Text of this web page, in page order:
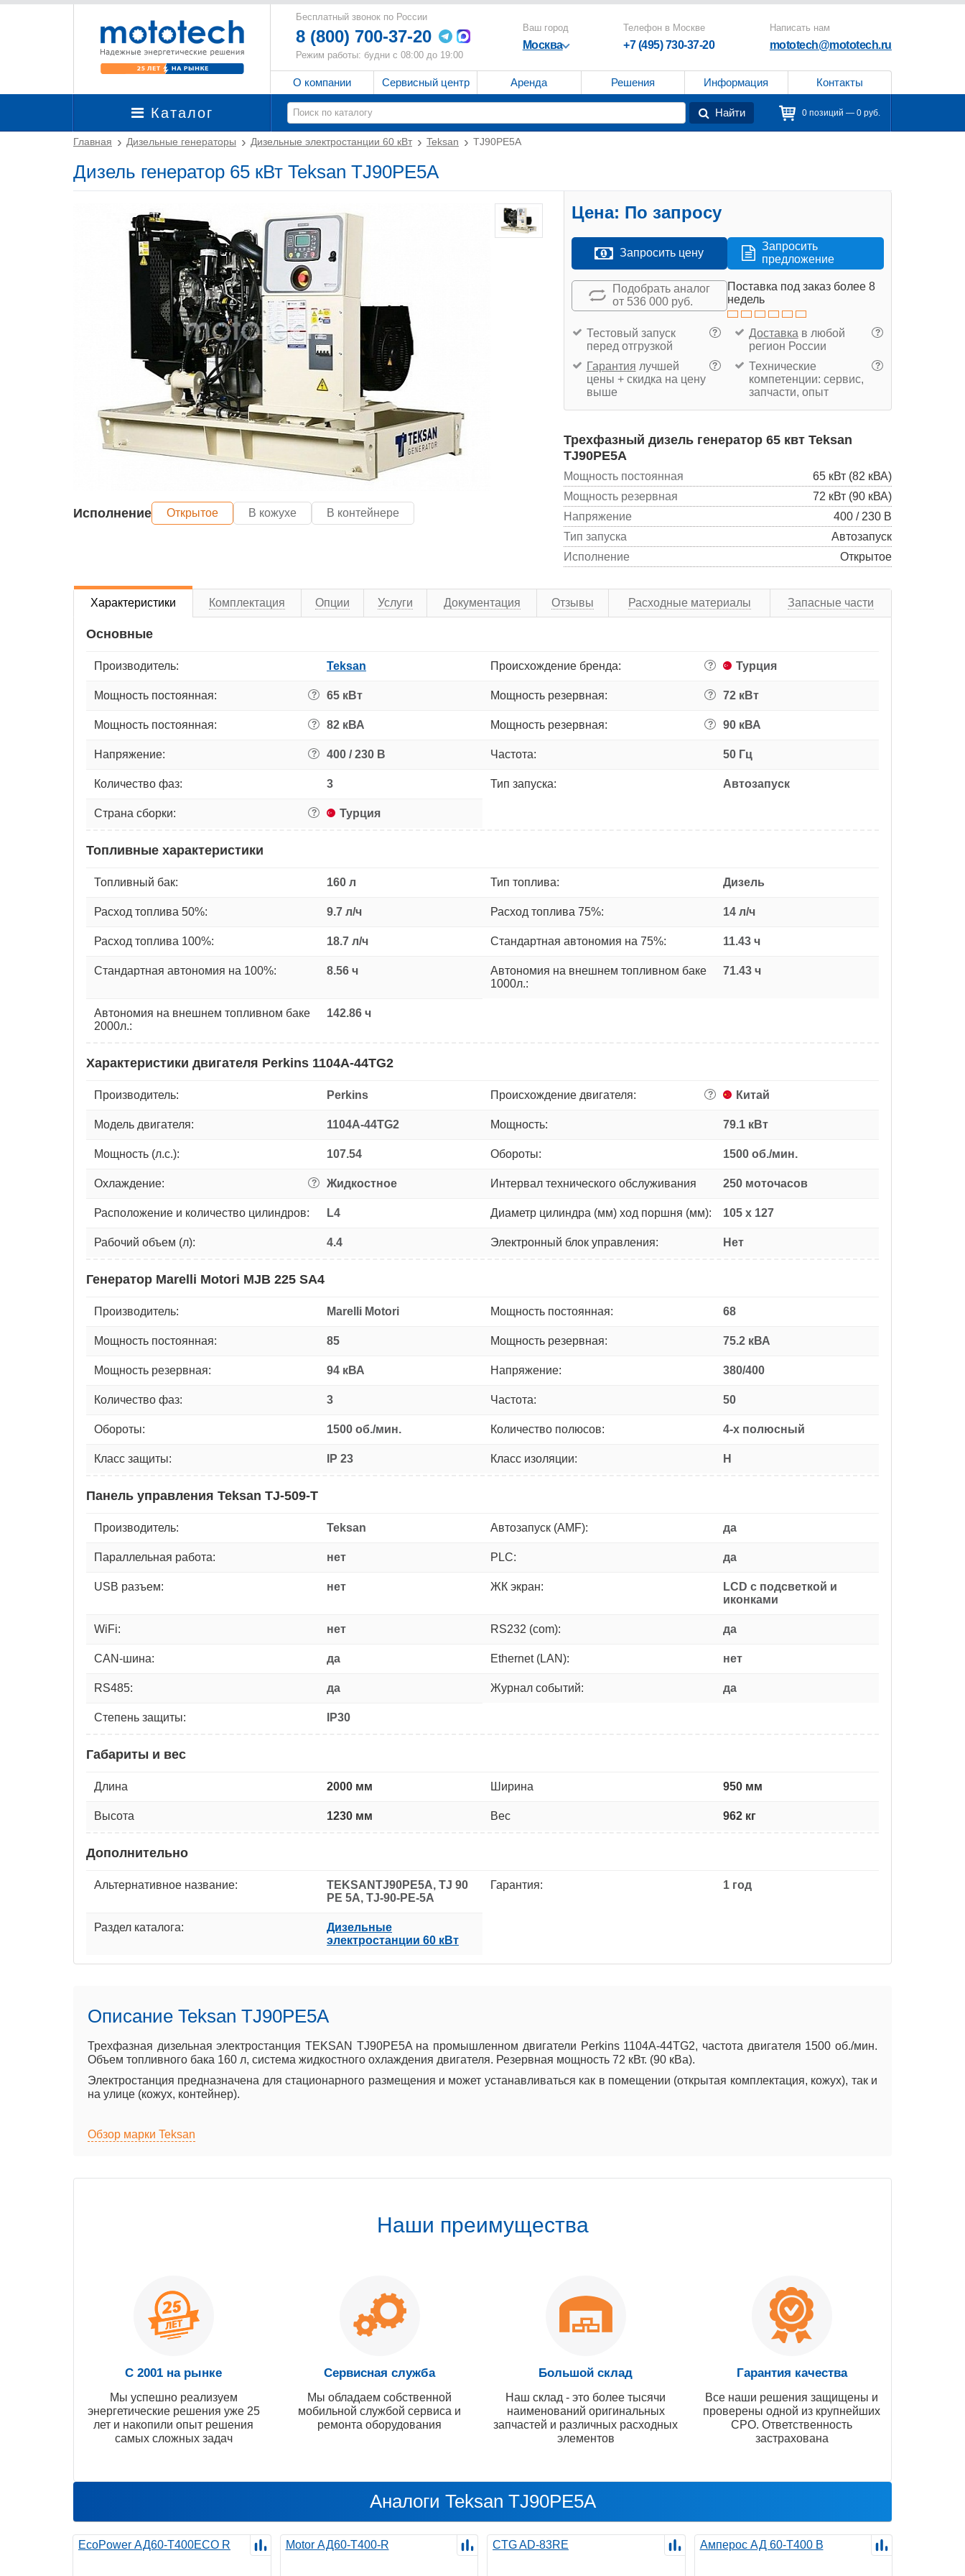
Бесплатный звонок по России
8 (800) 700-37-20
Режим работы: будни с 08:00 до 19:00
Ваш город
Москва
Телефон в Москве
+7 (495) 730-37-20
Написать нам
mototech@mototech.ru
О компании Сервисный центр Аренда Решения Информация Контакты
Каталог Найти 0 позиций — 0 руб.
Главная Дизельные генераторы Дизельные электростанции 60 кВт Teksan TJ90PE5A
Дизель генератор 65 кВт Teksan TJ90PE5A
Исполнение Открытое В кожухе В контейнере
Цена: По запросу
Запросить цену
Запросить
предложение
Подобрать аналог
от 536 000 руб.
Поставка под заказ более 8
недель
?
Тестовый запуск
перед отгрузкой
?
Доставка в любой
регион России
?
Гарантия лучшей
цены + скидка на цену
выше
?
Технические
компетенции: сервис,
запчасти, опыт
Трехфазный дизель генератор 65 квт Teksan
TJ90PE5A
Мощность постоянная
65 кВт (82 кВА)
Мощность резервная
72 кВт (90 кВА)
Напряжение
400 / 230 В
Тип запуска
Автозапуск
Исполнение
Открытое
Характеристики Комплектация Опции Услуги Документация Отзывы Расходные материалы Запасные части
Основные
Производитель: Teksan Происхождение бренда: ? Турция
Мощность постоянная: ? 65 кВт Мощность резервная: ? 72 кВт
Мощность постоянная: ? 82 кВА Мощность резервная: ? 90 кВА
Напряжение: ? 400 / 230 В Частота: 50 Гц
Количество фаз: 3 Тип запуска: Автозапуск
Страна сборки: ? Турция
Топливные характеристики
Топливный бак: 160 л Тип топлива: Дизель
Расход топлива 50%: 9.7 л/ч Расход топлива 75%: 14 л/ч
Расход топлива 100%: 18.7 л/ч Стандартная автономия на 75%: 11.43 ч
Стандартная автономия на 100%: 8.56 ч
Автономия на внешнем топливном баке
1000л.:
71.43 ч
Автономия на внешнем топливном баке
2000л.:
142.86 ч
Характеристики двигателя Perkins 1104A-44TG2
Производитель: Perkins Происхождение двигателя: ? Китай
Модель двигателя: 1104A-44TG2 Мощность: 79.1 кВт
Мощность (л.с.): 107.54 Обороты: 1500 об./мин.
Охлаждение: ? Жидкостное Интервал технического обслуживания 250 моточасов
Расположение и количество цилиндров: L4 Диаметр цилиндра (мм) ход поршня (мм): 105 х 127
Рабочий объем (л): 4.4 Электронный блок управления: Нет
Генератор Marelli Motori MJB 225 SA4
Производитель: Marelli Motori Мощность постоянная: 68
Мощность постоянная: 85 Мощность резервная: 75.2 кВА
Мощность резервная: 94 кВА Напряжение: 380/400
Количество фаз: 3 Частота: 50
Обороты: 1500 об./мин. Количество полюсов: 4-х полюсный
Класс защиты: IP 23 Класс изоляции: H
Панель управления Teksan TJ-509-T
Производитель: Teksan Автозапуск (AMF): да
Параллельная работа: нет PLC: да
USB разъем: нет ЖК экран:
LCD с подсветкой и
иконками
WiFi: нет RS232 (com): да
CAN-шина: да Ethernet (LAN): нет
RS485: да Журнал событий: да
Степень защиты: IP30
Габариты и вес
Длина 2000 мм Ширина 950 мм
Высота 1230 мм Вес 962 кг
Дополнительно
Альтернативное название:
TEKSANTJ90PE5A, TJ 90
PE 5A, TJ-90-PE-5A
Гарантия: 1 год
Раздел каталога:
Дизельные
электростанции 60 кВт
Описание Teksan TJ90PE5A
Трехфазная дизельная электростанция TEKSAN TJ90PE5A на промышленном двигатели Perkins 1104A-44TG2, частота двигателя 1500 об./мин.
Объем топливного бака 160 л, система жидкостного охлаждения двигателя. Резервная мощность 72 кВт. (90 кВа).
Электростанция предназначена для стационарного размещения и может устанавливаться как в помещении (открытая комплектация, кожух), так и
на улице (кожух, контейнер).
Обзор марки Teksan
Наши преимущества
С 2001 на рынке
Мы успешно реализуем
энергетические решения уже 25
лет и накопили опыт решения
самых сложных задач
Сервисная служба
Мы обладаем собственной
мобильной службой сервиса и
ремонта оборудования
Большой склад
Наш склад - это более тысячи
наименований оригинальных
запчастей и различных расходных
элементов
Гарантия качества
Все наши решения защищены и
проверены одной из крупнейших
СРО. Ответственность
застрахована
Аналоги Teksan TJ90PE5A
EcoPower АД60-T400ECO R Motor АД60-Т400-R CTG AD-83RE Амперос АД 60-Т400 B